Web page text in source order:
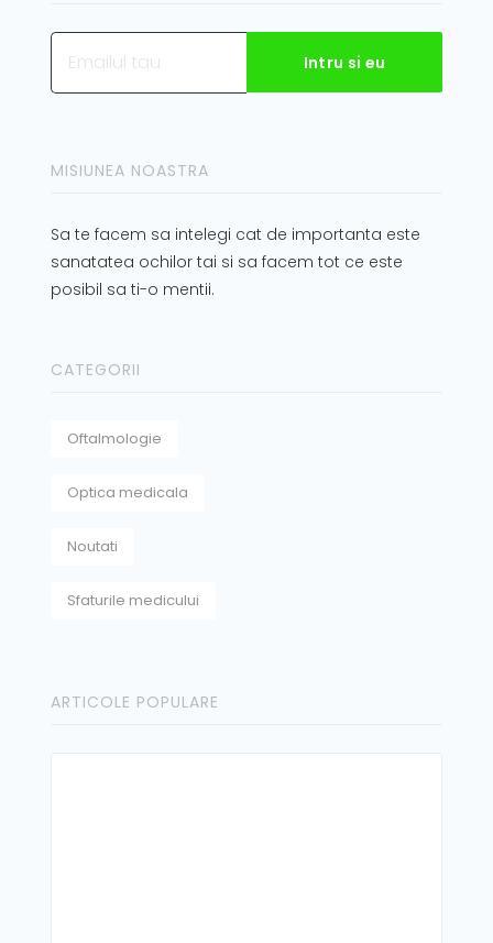
MISIUNEA NOASTRA
Sa te facem sa intelegi cat de importanta este
sanatatea ochilor tai si sa facem tot ce este
posibil sa ti-o mentii.
CATEGORII
Oftalmologie
Optica medicala
Noutati
Sfaturile medicului
ARTICOLE POPULARE